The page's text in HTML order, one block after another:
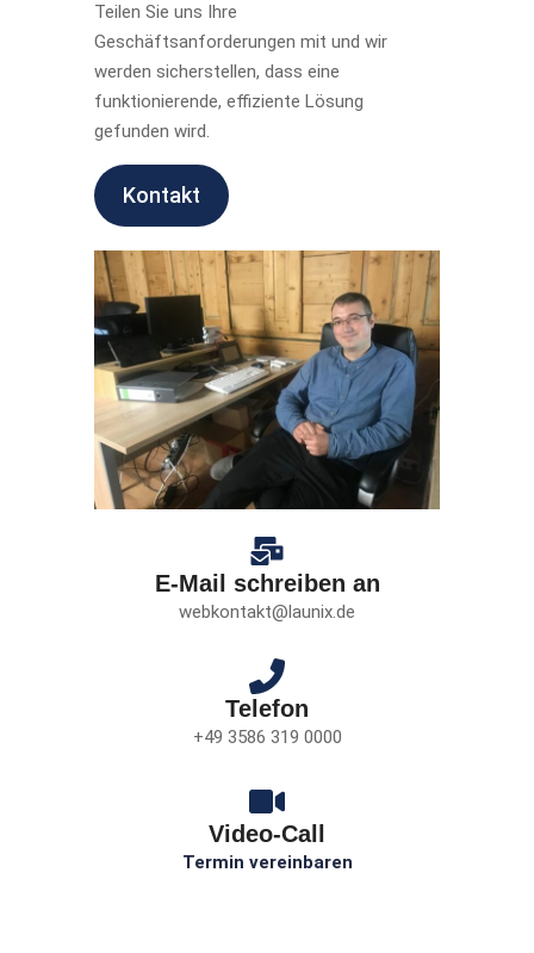
Teilen Sie uns Ihre
Geschäftsanforderungen mit und wir
werden sicherstellen, dass eine
funktionierende, effiziente Lösung
gefunden wird.
Kontakt
E-Mail schreiben an
webkontakt@launix.de
Telefon
+49 3586 319 0000
Video-Call
Termin vereinbaren